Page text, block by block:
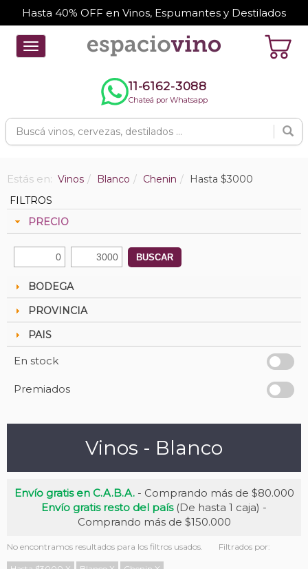
Hasta 40% OFF en Vinos, Espumantes y Destilados
Toggle
navigation
11-6162-3088
Chateá por Whatsapp
Estás en: Vinos Blanco Chenin
Hasta $3000
FILTROS
PRECIO
BUSCAR
BODEGA
PROVINCIA
PAIS
En stock
Premiados
Vinos - Blanco
Envío gratis en C.A.B.A.- Comprando más de $80.000
Envío gratis resto del país(De hasta 1 caja) -
Comprando más de $150.000
No encontramos resultados para los filtros usados. Filtrados por: